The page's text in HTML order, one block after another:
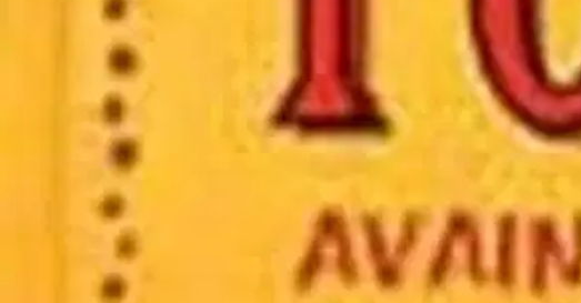
Holitzka, I Ching - avain muutokseen
Asiakasomistajahinta
Hinta ilman S-Etukorttia:
Verkkokaupan hinta
Valitse toimitustapa